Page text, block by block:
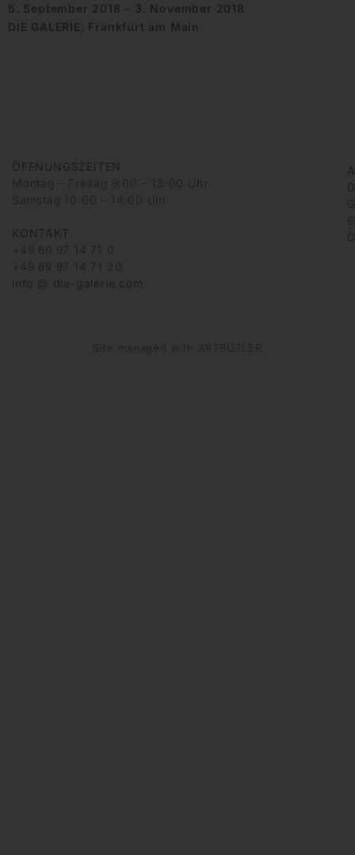
5. September 2018 - 3. November 2018
DIE GALERIE, Frankfurt am Main
ÖFFNUNGSZEITEN
Montag – Freitag 9:00 – 18:00 Uhr
Samstag 10:00 – 14:00 Uhr
KONTAKT
+49 69 97 14 71 0
+49 69 97 14 71 20
info @ die-galerie.com
Site managed with ARTBUTLER